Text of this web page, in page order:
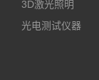
3D激光照明
光电测试仪器